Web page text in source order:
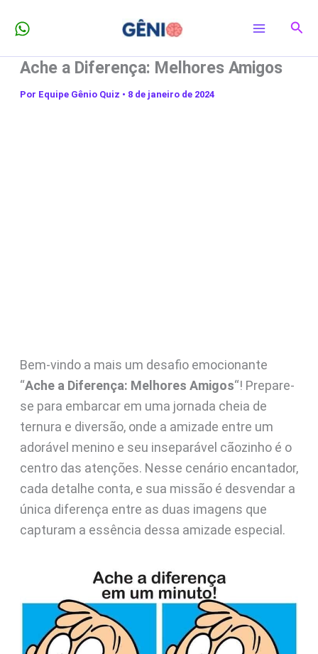
para
conteúdo
Ache a Diferença: Melhores Amigos
Por Equipe Gênio Quiz • 8 de janeiro de 2024
Bem-vindo a mais um desafio emocionante
“Ache a Diferença: Melhores Amigos“! Prepare-
se para embarcar em uma jornada cheia de
ternura e diversão, onde a amizade entre um
adorável menino e seu inseparável cãozinho é o
centro das atenções. Nesse cenário encantador,
cada detalhe conta, e sua missão é desvendar a
única diferença entre as duas imagens que
capturam a essência dessa amizade especial.